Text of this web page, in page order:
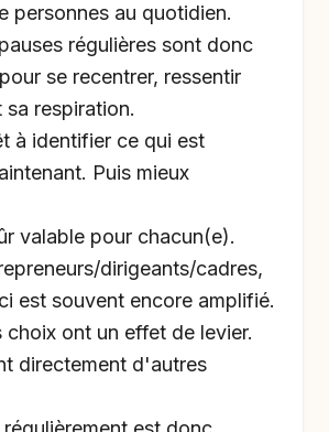
personnes au quotidien.
régulières sont donc
se recentrer, ressentir
respiration.
à identifier ce qui est
Puis mieux
valable pour chacun(e).
dirigeants/cadres,
est souvent encore amplifié.
choix ont un effet de levier.
directement d'autres